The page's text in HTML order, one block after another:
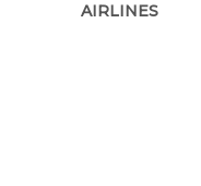
AIRLINES